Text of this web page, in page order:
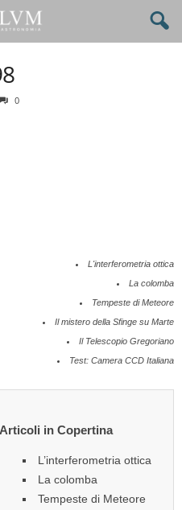
0
L'interferometria ottica
La colomba
Tempeste di Meteore
Il mistero della Sfinge su Marte
Il Telescopio Gregoriano
Test: Camera CCD Italiana
Articoli in Copertina
L’interferometria ottica
La colomba
Tempeste di Meteore